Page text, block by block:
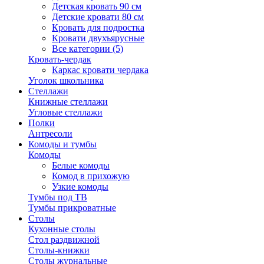
Детская кровать 90 см
Детские кровати 80 см
Кровать для подростка
Кровати двухъярусные
Все категории (5)
Кровать-чердак
Каркас кровати чердака
Уголок школьника
Стеллажи
Книжные стеллажи
Угловые стеллажи
Полки
Антресоли
Комоды и тумбы
Комоды
Белые комоды
Комод в прихожую
Узкие комоды
Тумбы под ТВ
Тумбы прикроватные
Столы
Кухонные столы
Стол раздвижной
Столы-книжки
Столы журнальные